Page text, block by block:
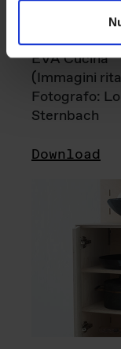
EVA Cucina
(Immagini
Fotografo:
Sternbach
Download